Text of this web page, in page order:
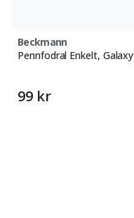
Beckmann
Pennfodral Enkelt, Galaxy
99 kr